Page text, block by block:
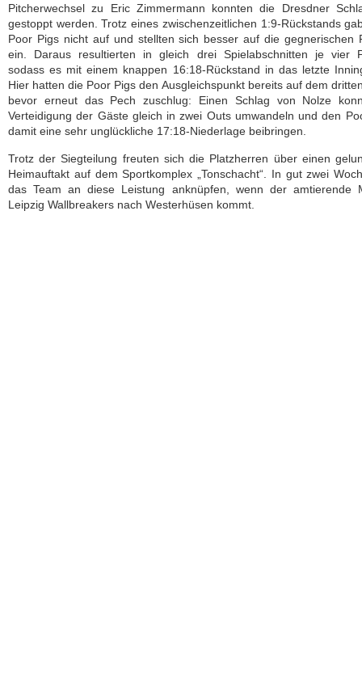
Pitcherwechsel zu Eric Zimmermann konnten die Dresdner
gestoppt werden. Trotz eines zwischenzeitlichen 1:9-Rückstands
Poor Pigs nicht auf und stellten sich besser auf die gegnerischen
ein. Daraus resultierten in gleich drei Spielabschnitten je vier
sodass es mit einem knappen 16:18-Rückstand in das letzte
Hier hatten die Poor Pigs den Ausgleichspunkt bereits auf dem
bevor erneut das Pech zuschlug: Einen Schlag von Nolze
Verteidigung der Gäste gleich in zwei Outs umwandeln und den
damit eine sehr unglückliche 17:18-Niederlage beibringen.
Trotz der Siegteilung freuten sich die Platzherren über einen
Heimauftakt auf dem Sportkomplex „Tonschacht“. In gut zwei
das Team an diese Leistung anknüpfen, wenn der amtierende
Leipzig Wallbreakers nach Westerhüsen kommt.